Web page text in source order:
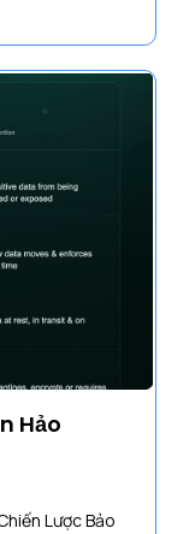
Hảo
Lược Bảo